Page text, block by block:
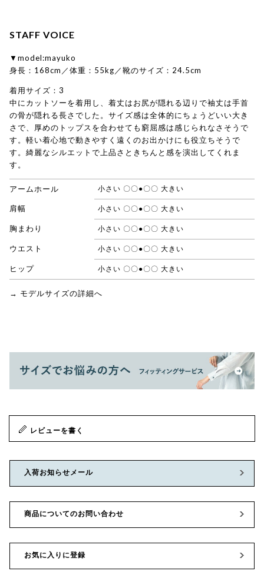
STAFF VOICE
▼model:mayuko
身長：168cm／体重：55kg／靴のサイズ：24.5cm
着用サイズ：3
中にカットソーを着用し、着丈はお尻が隠れる辺りで袖丈は手首
の骨が隠れる長さでした。サイズ感は全体的にちょうどいい大き
さで、厚めのトップスを合わせても窮屈感は感じられなさそうで
す。軽い着心地で動きやすく遠くのお出かけにも役立ちそうで
す。綺麗なシルエットで上品さときちんと感を演出してくれま
す。
アームホール 小さい 〇〇●〇〇 大きい
肩幅 小さい 〇〇●〇〇 大きい
胸まわり 小さい 〇〇●〇〇 大きい
ウエスト 小さい 〇〇●〇〇 大きい
ヒップ 小さい 〇〇●〇〇 大きい
→ モデルサイズの詳細へ
レビューを書く
入荷お知らせメール
商品についてのお問い合わせ
お気に入りに登録